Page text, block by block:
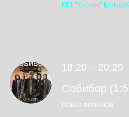
ККТ "Космос"
18:20 – 20:20
Собибор
ПОКАЗ ФИЛЬМОВ